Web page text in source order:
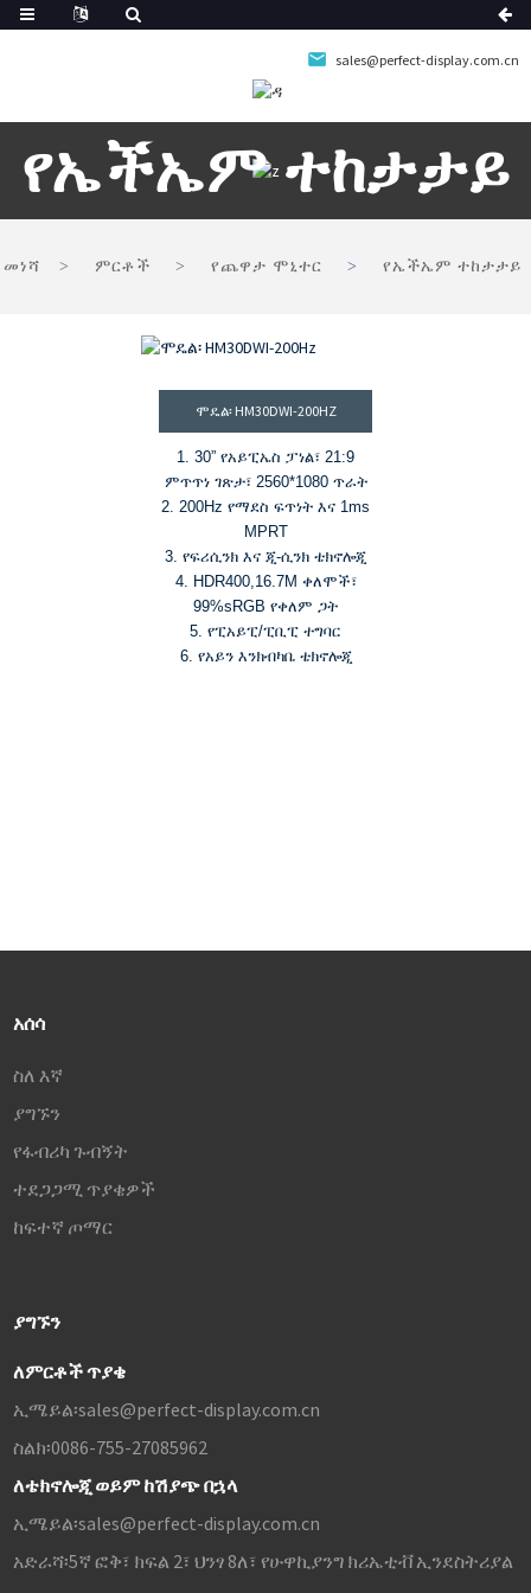
sales@perfect-display.com.cn
የኤችኤም ተከታታይ
መነሻ ምርቶች የጨዋታ ሞኒተር የኤችኤም ተከታታይ
ሞዴል፡ HM30DWI-200HZ
1. 30” የአይፒኤስ ፓነል፣ 21:9
ምጥጥነ ገጽታ፣ 2560*1080 ጥራት
2. 200Hz የማደስ ፍጥነት እና 1ms
MPRT
3. የፍሪሲንክ እና ጂ-ሲንክ ቴክኖሎጂ
4. HDR400,16.7M ቀለሞች፣
99%sRGB የቀለም ጋት
5. የፒአይፒ/ፒቢፒ ተግባር
6. የአይን እንክብካቤ ቴክኖሎጂ
አሰሳ
ስለ እኛ
ያግኙን
የፋብሪካ ጉብኝት
ተደጋጋሚ ጥያቄዎች
ከፍተኛ ጦማር
ያግኙን
ለምርቶች ጥያቄ
ኢሜይል፡sales@perfect-display.com.cn
ስልክ፡0086-755-27085962
ለቴክኖሎጂ ወይም ከሽያጭ በኋላ
ኢሜይል፡sales@perfect-display.com.cn
አድራሻ፡5ኛ ፎቅ፣ ክፍል 2፣ ህንፃ 8ለ፣ የሁዋኪያንግ ክሪኤቲቭ ኢንደስትሪያል